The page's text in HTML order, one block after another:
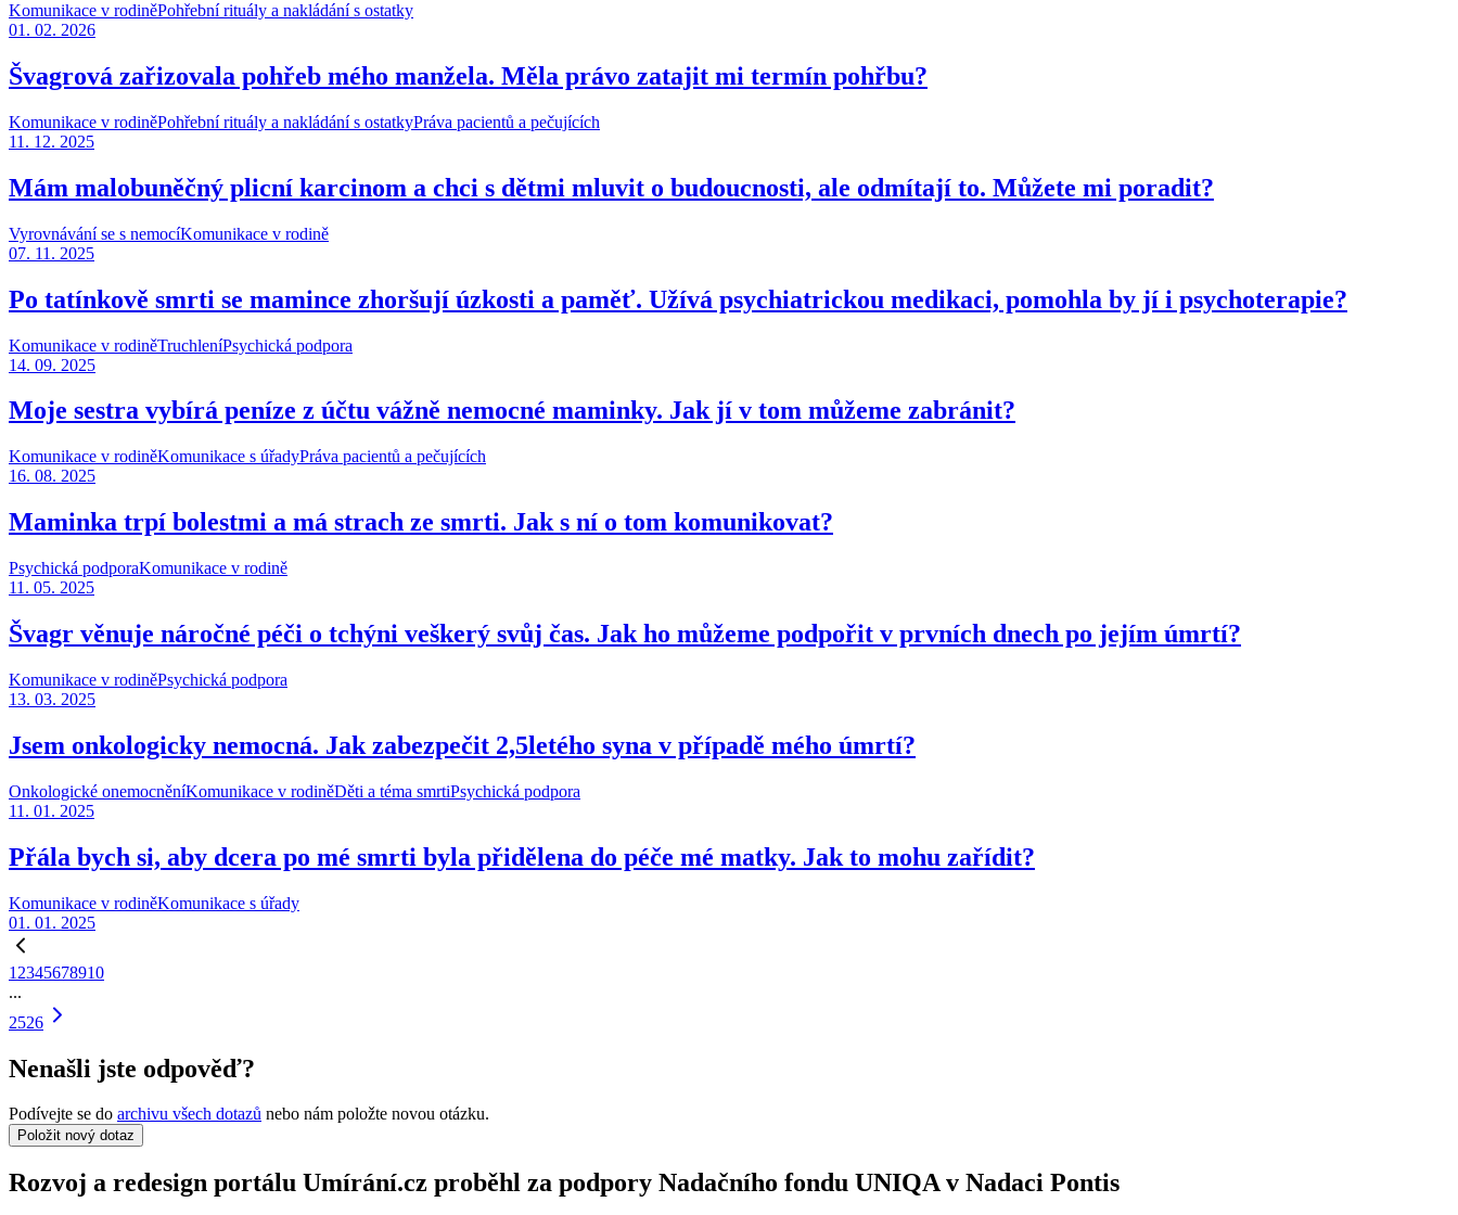
Komunikace v rodiněPohřební rituály a nakládání s ostatky
01. 02. 2026
Švagrová zařizovala pohřeb mého manžela. Měla právo zatajit mi termín pohřbu?
Komunikace v rodiněPohřební rituály a nakládání s ostatkyPráva pacientů a pečujících
11. 12. 2025
Mám malobuněčný plicní karcinom a chci s dětmi mluvit o budoucnosti, ale odmítají to. Můžete mi poradit?
Vyrovnávání se s nemocíKomunikace v rodině
07. 11. 2025
Po tatínkově smrti se mamince zhoršují úzkosti a paměť. Užívá psychiatrickou medikaci, pomohla by jí i psychoterapie?
Komunikace v rodiněTruchleníPsychická podpora
14. 09. 2025
Moje sestra vybírá peníze z účtu vážně nemocné maminky. Jak jí v tom můžeme zabránit?
Komunikace v rodiněKomunikace s úřadyPráva pacientů a pečujících
16. 08. 2025
Maminka trpí bolestmi a má strach ze smrti. Jak s ní o tom komunikovat?
Psychická podporaKomunikace v rodině
11. 05. 2025
Švagr věnuje náročné péči o tchýni veškerý svůj čas. Jak ho můžeme podpořit v prvních dnech po jejím úmrtí?
Komunikace v rodiněPsychická podpora
13. 03. 2025
Jsem onkologicky nemocná. Jak zabezpečit 2,5letého syna v případě mého úmrtí?
Onkologické onemocněníKomunikace v rodiněDěti a téma smrtiPsychická podpora
11. 01. 2025
Přála bych si, aby dcera po mé smrti byla přidělena do péče mé matky. Jak to mohu zařídit?
Komunikace v rodiněKomunikace s úřady
01. 01. 2025
1 2345678910
...
2526
Nenašli jste odpověď?
Podívejte se do archivu všech dotazů nebo nám položte novou otázku.
Položit nový dotaz
Rozvoj a redesign portálu Umírání.cz proběhl za podpory Nadačního fondu UNIQA v Nadaci Pontis